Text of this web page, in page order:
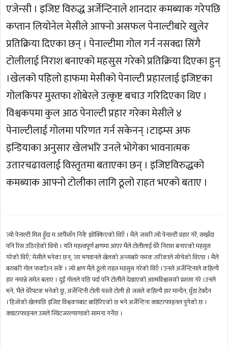
एजेन्सी । इजिप्ट विरुद्ध अर्जेन्टिनाले शानदार कमब्याक गरेपछि
कप्तान लियोनेल मेसीले आफ्नो असफल पेनाल्टीबारे खुलेर
प्रतिक्रिया दिएका छन् । पेनाल्टीमा गोल गर्न नसक्दा सिंगै
टोलीलाई निराश बनाएको महसुस गरेको प्रतिक्रिया दिएका हुन्
।खेलको पहिलो हाफमा मेसीको पेनाल्टी प्रहारलाई इजिप्टका
गोलकिपर मुस्तफा शोबेरले उत्कृष्ट बचाउ गरिदिएका थिए ।
विश्वकपमा कुल आठ पेनाल्टी प्रहार गरेका मेसीले ४
पेनाल्टीलाई गोलमा परिणत गर्न सकेनन् ।टाइम्स अफ
इन्डियाका अनुसार खेलभरि उनले भोगेका भावनात्मक
उतारचढावलाई विस्तृतमा बताएका छन् । इजिप्टविरुद्धको
कमब्याक आफ्नो टोलीका लागि ठूलो राहत भएको बताए ।
‘त्यो पेनाल्टी मिस हुँदा म आफैँसँग निकै झोक्किएको थिएँ । मैले जसरी त्यो पेनाल्टी प्रहार गरेँ, सम्झँदा
पनि रिस उठिरहेको थियो । यति महत्त्वपूर्ण क्षणमा आएर मैले टोलीलाई धेरै निराश बनाएको महसुस
गरेको थिएँ,’ मेसीले भनेका छन्, ‘तर भगवानले खेलको अन्त्यबारे फरक तरीकाले सोचेको थिएछ । मैले
बराबरी गोल फर्काउन सकेँ । त्यो क्षण मैले ठूलो राहत महसुस गरेको थिएँ ।’उनले अर्जेन्टिनाले कहिल्यै
हार नमान्ने समेत बताए । दुई गोलले पछि पर्दा पनि टोलीले देखाएको आत्मविश्वासको प्रशंसा गरे ।उनले
भने, ‘मैले धेरैपटक भनेको छु, अर्जेन्टिनी टोली यस्तो टोली हो जसले कहिल्यै हार मान्दैन, घुँडा टेक्दैन
।’हिजोको खेलपछि इजिप्ट विश्वकपबाट बाहिरिएको छ भने अर्जेन्टिना क्वाटरफाइनल पुगेको छ ।
क्वाटरफाइनल उसले स्विटजरल्याण्डको सामना गर्नेछ ।